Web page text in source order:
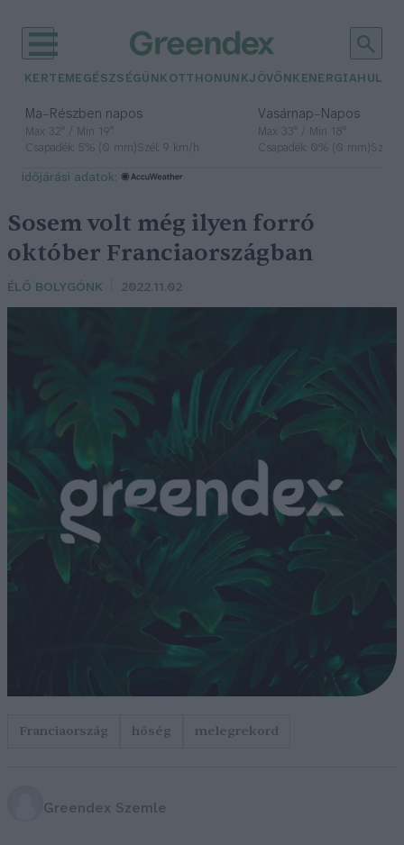
KERTEM EGÉSZSÉGÜNK OTTHONUNKJÖVŐNK ENERGIA
Ma– Részben napos
Max 32° / Min 19°
Csapadék: 5% (0 mm)Szél: 9 km/h
Vasárnap– Napos
Max 33° / Min 18°
Csapadék: 0% (0 mm)Szél:
időjárási adatok:
Sosem volt még ilyen forró
október Franciaországban
ÉLŐ BOLYGÓNK 2022.11.02
Franciaország hőség melegrekord
Greendex Szemle